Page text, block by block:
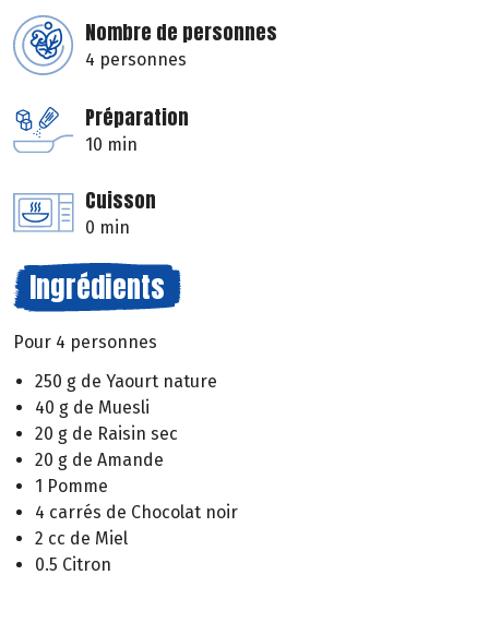
Nombre de personnes
4 personnes
Préparation
10 min
Cuisson
0 min
Ingrédients
Pour 4 personnes
250 g de Yaourt nature
40 g de Muesli
20 g de Raisin sec
20 g de Amande
1 Pomme
4 carrés de Chocolat noir
2 cc de Miel
0.5 Citron